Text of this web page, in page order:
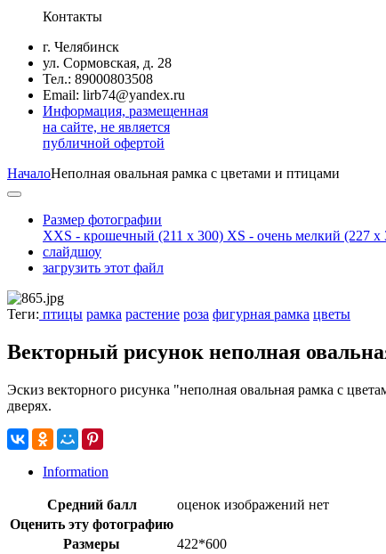
Контакты
г. Челябинск
ул. Сормовская, д. 28
Тел.: 89000803508
Email: lirb74@yandex.ru
Информация, размещенная
на сайте, не является
публичной офертой
НачалоНеполная овальная рамка с цветами и птицами
Размер фотографии
XXS - крошечный (211 x 300) XS - очень мелкий (227 x
слайдшоу
загрузить этот файл
Теги: птицы рамка растение роза фигурная рамка цветы
Векторный рисунок неполная
Эскиз векторного рисунка "неполная овальная рамка с
дверях.
Information
Средний балл
оценок изображений нет
Оценить эту фотографию
Размеры
422*600